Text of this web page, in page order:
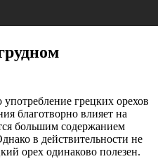
грецких орехов
благотворно влияет на
большим содержанием
в действительности не
орех одинаково полезен.